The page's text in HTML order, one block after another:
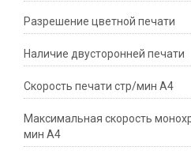
Разрешение цветной печати
Наличие двусторонней печати
Скорость печати стр/мин A4
Максимальная скорость
мин A4